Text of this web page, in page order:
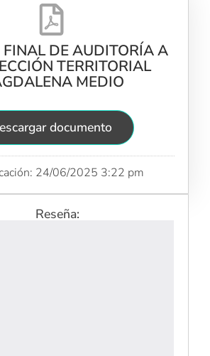
FINAL DE AUDITORÍA A
TERRITORIAL
MEDIO
documento
24/06/2025 3:22 pm
Reseña: